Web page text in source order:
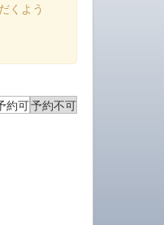
くよう
約可予約不可